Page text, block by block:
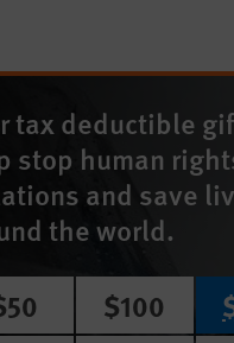
tax deductible
stop human
and save
the world.
$100